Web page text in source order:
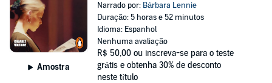
Amostra
Narrado por: Bárbara Lennie
Duração: 5 horas e 52 minutos
Idioma: Espanhol
Nenhuma avaliação
R$ 50,00 ou inscreva-se para o teste
grátis e obtenha 30% de desconto
neste título